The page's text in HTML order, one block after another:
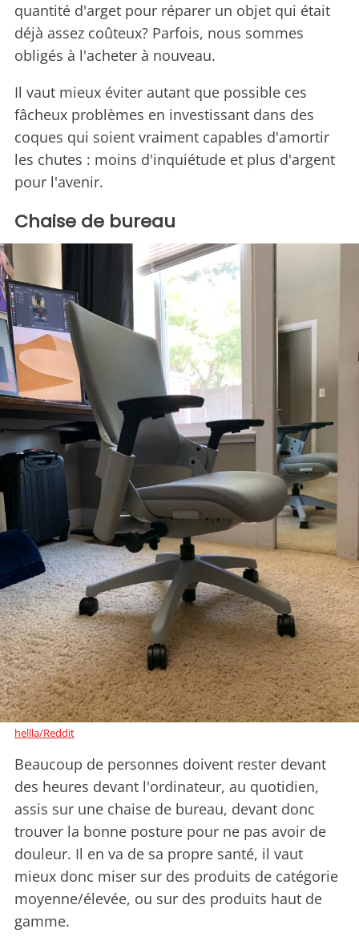
quantité d'arget pour réparer un objet qui était
déjà assez coûteux? Parfois, nous sommes
obligés à l'acheter à nouveau.
Il vaut mieux éviter autant que possible ces
fâcheux problèmes en investissant dans des
coques qui soient vraiment capables d'amortir
les chutes : moins d'inquiétude et plus d'argent
pour l'avenir.
Chaise de bureau
hellla/Reddit
Beaucoup de personnes doivent rester devant
des heures devant l'ordinateur, au quotidien,
assis sur une chaise de bureau, devant donc
trouver la bonne posture pour ne pas avoir de
douleur. Il en va de sa propre santé, il vaut
mieux donc miser sur des produits de catégorie
moyenne/élevée, ou sur des produits haut de
gamme.